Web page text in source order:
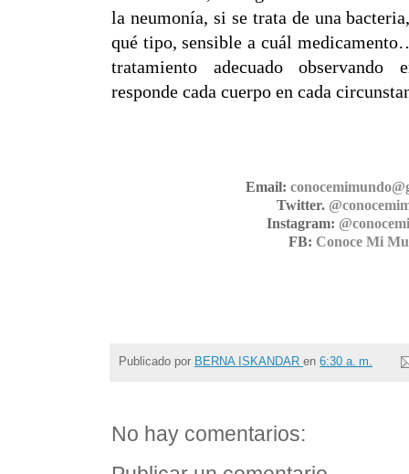
la neumonía, si se trata de una
qué tipo, sensible a cuál
tratamiento adecuado
responde cada cuerpo en cada
Email:
Twitter.
Instagram:
FB: Conoce Mi
Publicado por BERNA ISKANDAR en 6:30 a. m.
No hay comentarios: